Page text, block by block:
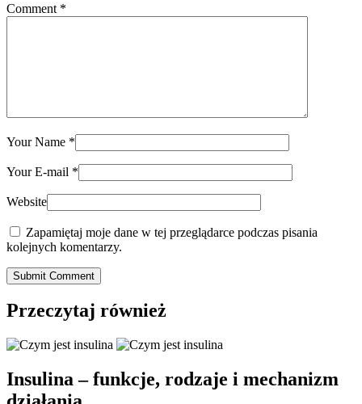
Comment *
Your Name *
Your E-mail *
Website
Zapamiętaj moje dane w tej przeglądarce podczas pisania
kolejnych komentarzy.
Submit Comment
Przeczytaj również
Insulina – funkcje, rodzaje i mechanizm